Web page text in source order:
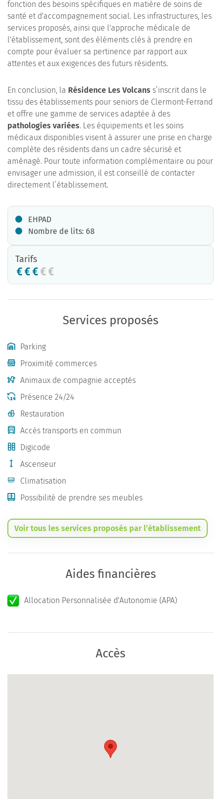
fonction des besoins spécifiques en matière de soins de
santé et d'accompagnement social. Les infrastructures, les
services proposés, ainsi que l'approche médicale de
l'établissement, sont des éléments clés à prendre en
compte pour évaluer sa pertinence par rapport aux
attentes et aux exigences des futurs résidents.
En conclusion, la Résidence Les Volcans s’inscrit dans le
tissu des établissements pour seniors de Clermont-Ferrand
et offre une gamme de services adaptée à des
pathologies variées. Les équipements et les soins
médicaux disponibles visent à assurer une prise en charge
complète des résidents dans un cadre sécurisé et
aménagé. Pour toute information complémentaire ou pour
envisager une admission, il est conseillé de contacter
directement l’établissement.
EHPAD
Nombre de lits: 68
Tarifs
Services proposés
Parking
Proximité commerces
Animaux de compagnie acceptés
Présence 24/24
Restauration
Accès transports en commun
Digicode
Ascenseur
Climatisation
Possibilité de prendre ses meubles
Voir tous les services proposés par l’établissement
Aides financières
Allocation Personnalisée d'Autonomie (APA)
Accès